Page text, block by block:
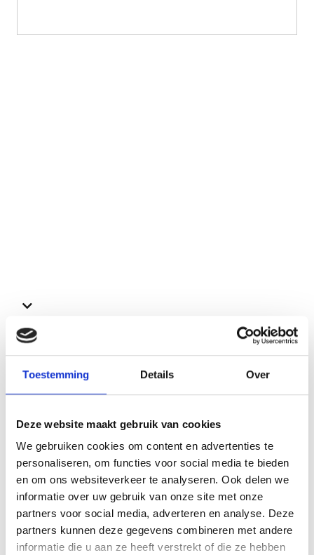
Toestemming Details Over
Deze website maakt gebruik van cookies
We gebruiken cookies om content en advertenties te
personaliseren, om functies voor social media te bieden
en om ons websiteverkeer te analyseren. Ook delen we
informatie over uw gebruik van onze site met onze
partners voor social media, adverteren en analyse. Deze
partners kunnen deze gegevens combineren met andere
informatie die u aan ze heeft verstrekt of die ze hebben